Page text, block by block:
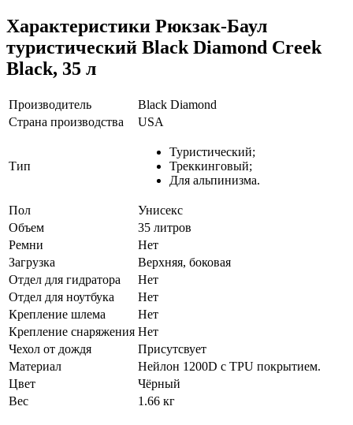
Характеристики Рюкзак-Баул
туристический Black Diamond Creek
Black, 35 л
Производитель
Black Diamond
Страна производства
USA
Тип
Туристический;
Треккинговый;
Для альпинизма.
Пол
Унисекс
Объем
35 литров
Ремни
Нет
Загрузка
Верхняя, боковая
Отдел для гидратора
Нет
Отдел для ноутбука
Нет
Крепление шлема
Нет
Крепление снаряжения Нет
Чехол от дождя
Присутсвует
Материал
Нейлон 1200D с TPU покрытием.
Цвет
Чёрный
Вес
1.66 кг